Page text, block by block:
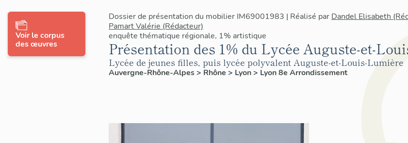
Dossier de présentation du mobilier IM69001983 | Réalisé par Dandel Elisabeth
Pamart Valérie (Rédacteur)
enquête thématique régionale, 1% artistique
Présentation des 1% du Lycée Auguste-et-
Lycée de jeunes filles, puis lycée polyvalent Auguste-et-Louis-Lumière
Auvergne-Rhône-Alpes> Rhône > Lyon> Lyon 8e Arrondissement
Voir le corpus
des œuvres